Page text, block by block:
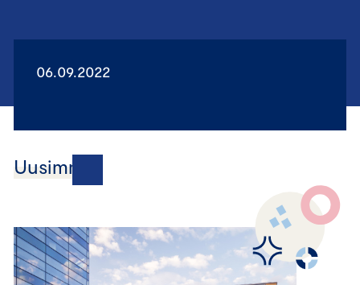
06.09.2022
Uusimmat